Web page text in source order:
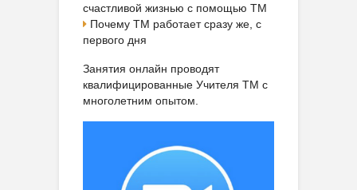
счастливой жизнью с помощью ТМ
Почему ТМ работает сразу же, с
первого дня
Занятия онлайн проводят
квалифицированные Учителя ТМ с
многолетним опытом.